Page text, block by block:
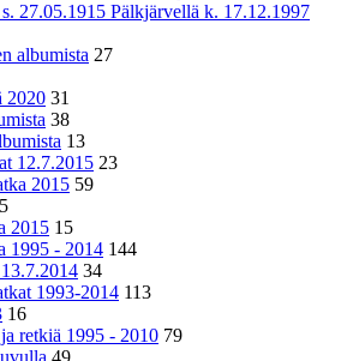
27.05.1915 Pälkjärvellä k. 17.12.1997
albumista 27
2020 31
38
13
12.7.2015 23
2015 59
2015 15
1995 - 2014 144
34
1993-2014 113
16
retkiä 1995 - 2010 79